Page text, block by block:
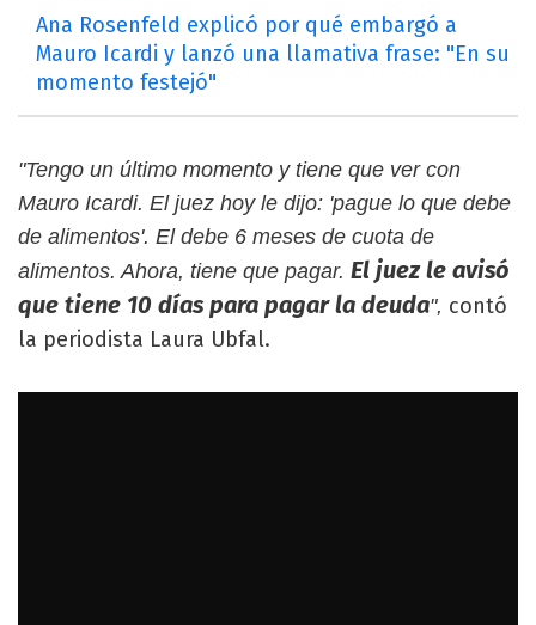
Ana Rosenfeld explicó por qué embargó a
Mauro Icardi y lanzó una llamativa frase: "En su
momento festejó"
"Tengo un último momento y tiene que ver con
Mauro Icardi. El juez hoy le dijo: 'pague lo que debe
de alimentos'. El debe 6 meses de cuota de
alimentos. Ahora, tiene que pagar. El juez le avisó
que tiene 10 días para pagar la deuda", contó
la periodista Laura Ubfal.